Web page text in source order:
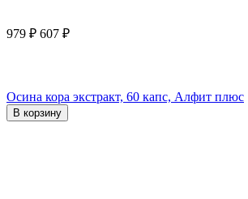
979 ₽ 607 ₽
Осина кора экстракт, 60 капс, Алфит плюс
В корзину